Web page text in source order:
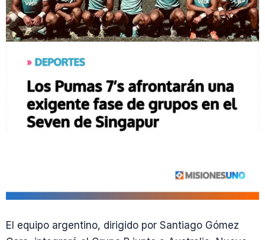
El equipo argentino, dirigido por Santiago Gómez